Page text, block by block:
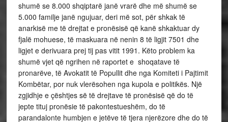
shumë se 8.000 shqiptarë janë vrarë dhe më shumë se
5.000 familje janë ngujuar, deri më sot, për shkak të
anarkisë me të drejtat e pronësisë që kanë shkaktuar dy
fjalë mohuese, të maskuara në nenin 8 të ligjit 7501 dhe
ligjet e derivuara prej tij pas vitit 1991. Këto problem ka
shumë vjet që ngrihen në raportet e shoqatave të
pronarëve, të Avokatit të Popullit dhe nga Komiteti i Pajtimit
Kombëtar, por nuk vlerësohen nga kupola e politikës. Një
zgjidhje e çështjes së të drejtave të pronësisë që do të
jepte tituj pronësie të pakontestueshëm, do të
parandalonte humbjen e jetëve të tjera njerëzore dhe do të